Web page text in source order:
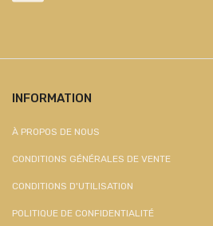
INFORMATION
À PROPOS DE NOUS
CONDITIONS GÉNÉRALES DE VENTE
CONDITIONS D'UTILISATION
POLITIQUE DE CONFIDENTIALITÉ